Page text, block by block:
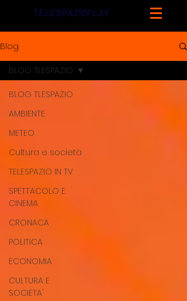
TELESPAZIOPLAY
Blog
BLOG TLESPAZIO
AMBIENTE
METEO
Cultura e società
TELESPAZIO IN TV
SPETTACOLO E
CINEMA
CRONACA
POLITICA
ECONOMIA
CULTURA E
SOCIETA'
BLOG TLESPAZIO